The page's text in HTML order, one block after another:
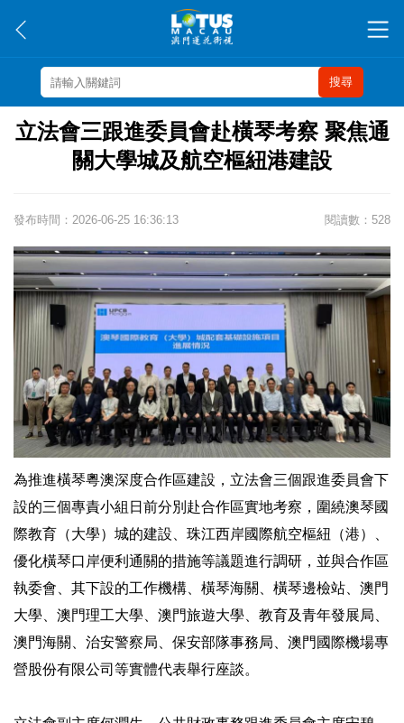
搜尋
立法會三跟進委員會赴橫琴考察 聚焦通
關大學城及航空樞紐港建設
發布時間：2026-06-25 16:36:13 閱讀數：528
為推進橫琴粵澳深度合作區建設，立法會三個跟進委員會下
設的三個專責小組日前分別赴合作區實地考察，圍繞澳琴國
際教育（大學）城的建設、珠江西岸國際航空樞紐（港）、
優化橫琴口岸便利通關的措施等議題進行調研，並與合作區
執委會、其下設的工作機構、橫琴海關、橫琴邊檢站、澳門
大學、澳門理工大學、澳門旅遊大學、教育及青年發展局、
澳門海關、治安警察局、保安部隊事務局、澳門國際機場專
營股份有限公司等實體代表舉行座談。